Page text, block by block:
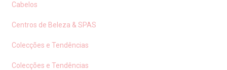
Cabelos
Centros de Beleza & SPAS
Colecções e Tendências
Colecções e Tendências